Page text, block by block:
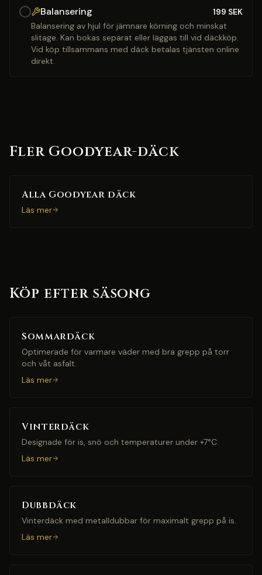
Balansering 199 SEK
Balansering av hjul för jämnare körning och minskat
slitage. Kan bokas separat eller läggas till vid däckköp.
Vid köp tillsammans med däck betalas tjänsten online
direkt.
Fler Goodyear-däck
Alla Goodyear däck
Läs mer
Köp efter säsong
Sommardäck
Optimerade för varmare väder med bra grepp på torr
och våt asfalt.
Läs mer
Vinterdäck
Designade för is, snö och temperaturer under +7°C.
Läs mer
Dubbdäck
Vinterdäck med metalldubbar för maximalt grepp på is.
Läs mer